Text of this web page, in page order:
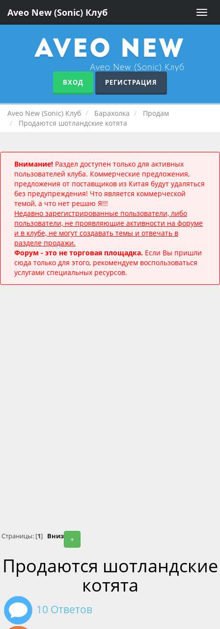
Toggle
Aveo New (Sonic) Клуб
ВХОД РЕГИСТРАЦИЯ
Aveo New (Sonic) Клуб Барахолка
Продам
Продаются шотландские котята
Внимание! Раздел доступен только для активных
пользователей клуба. Коммерческие предложения,
предложения от поставщиков из Китая будут удаляться
без предупреждения! Что является коммерческой
темой, а что нет решаю Я!!!
Недавно зарегистрированные пользователи, либо
пользователи, не проявляющие активности на форуме
и в клубе, не могут создавать темы и отвечать в
разделе продажи.
Форум - это не торговая площадка. Если Вы пришли
сюда только для этого, рекомендуем воспользоваться
услугами специальных ресурсов.
+
Страницы: [1] Вниз
Продаются шотландские
котята
10 Ответов